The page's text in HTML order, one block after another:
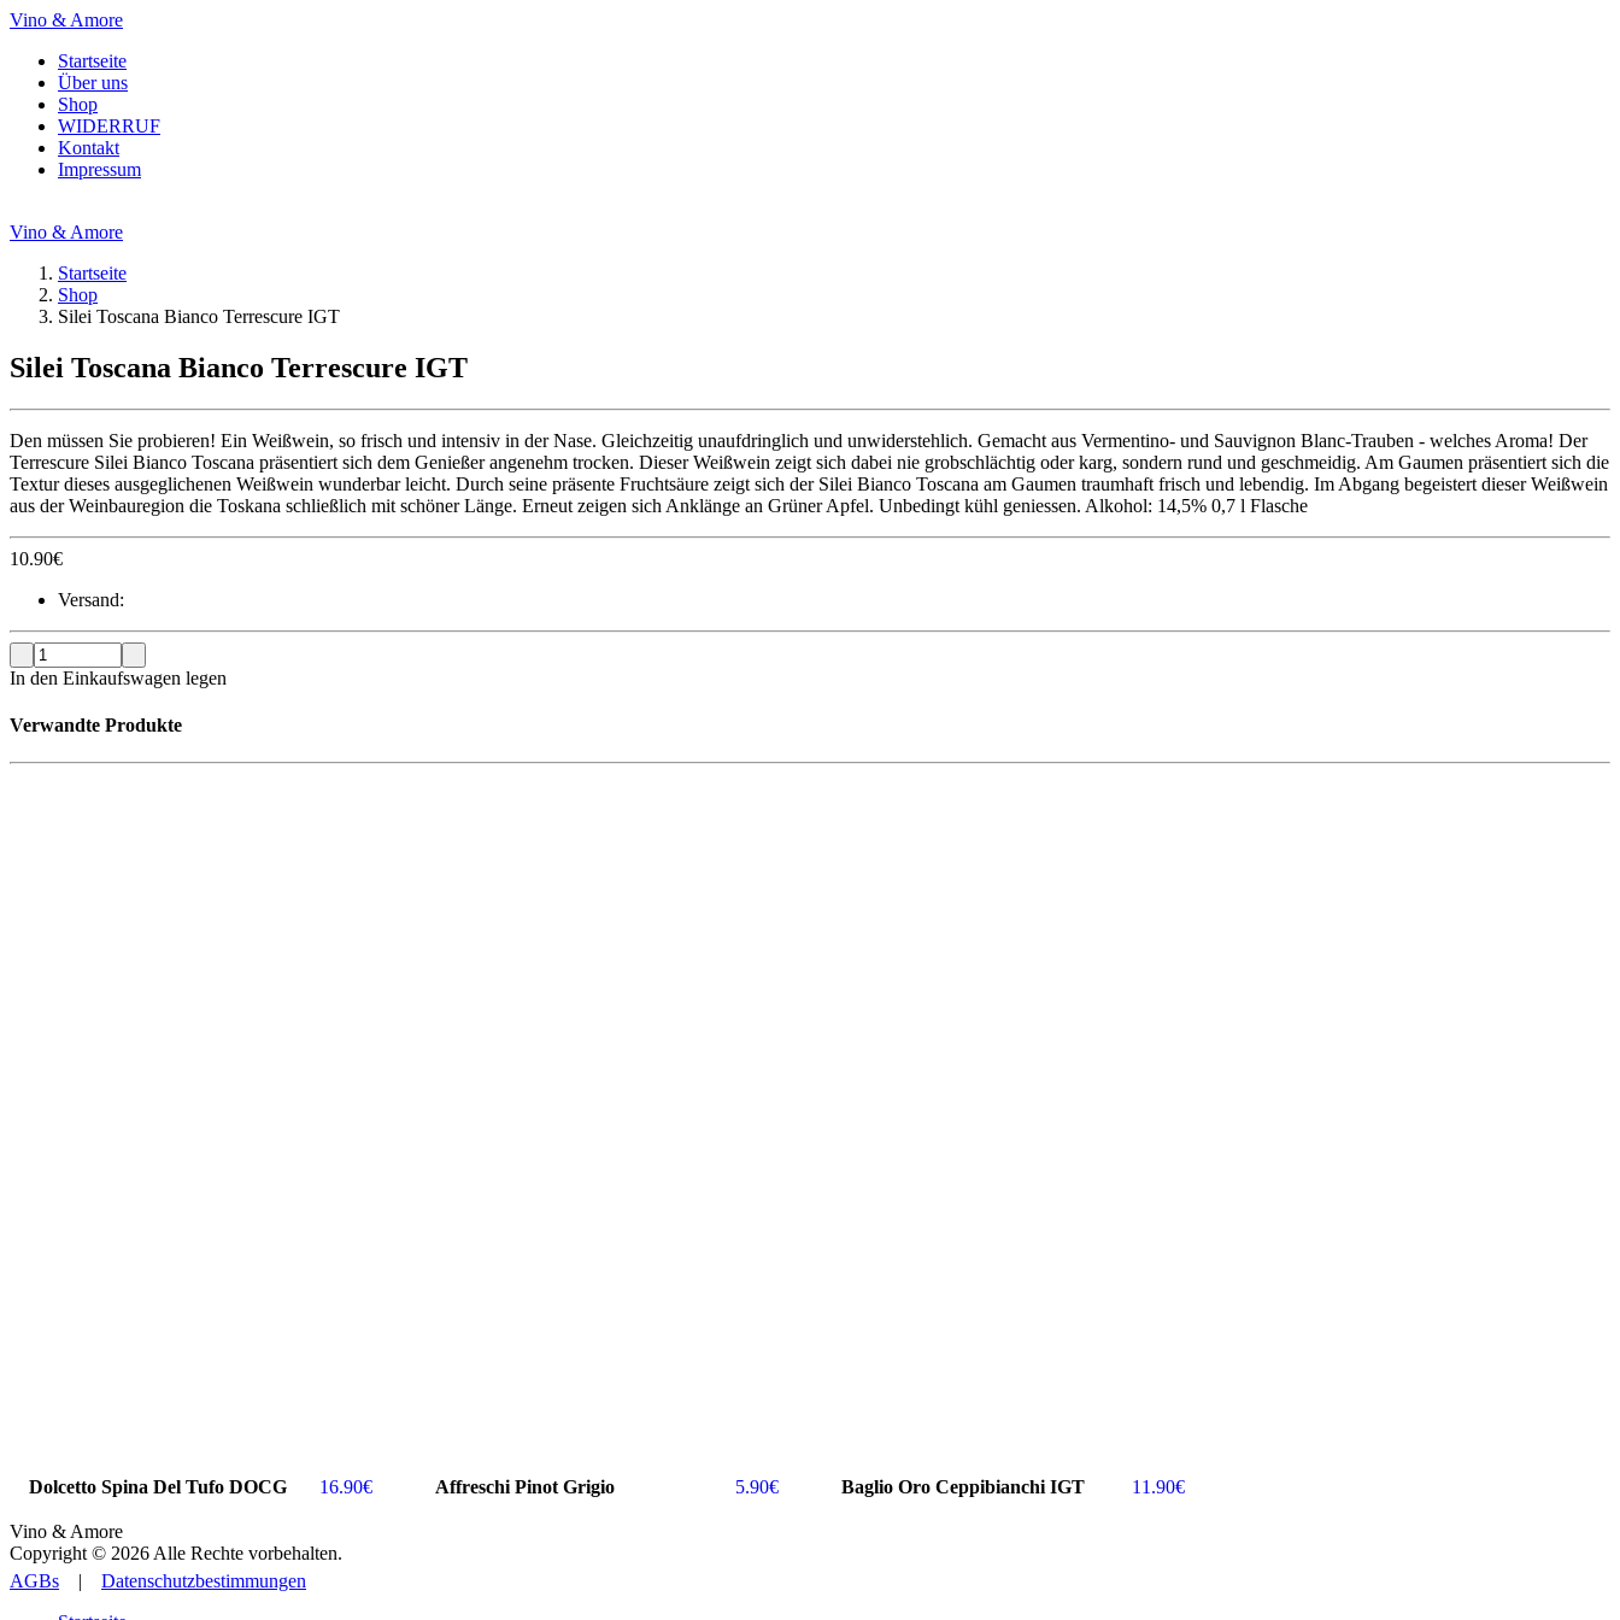
Vino & Amore
Startseite
Über uns
Shop
WIDERRUF
Kontakt
Impressum
Vino & Amore
Startseite
Shop
Silei Toscana Bianco Terrescure IGT
Silei Toscana Bianco Terrescure IGT
Den müssen Sie probieren! Ein Weißwein, so frisch und intensiv in der Nase. Gleichzeitig unaufdringlich und unwiderstehlich. Gemacht aus Vermentino- und Sauvignon Blanc-Trauben - welches Aroma! Der
Terrescure Silei Bianco Toscana präsentiert sich dem Genießer angenehm trocken. Dieser Weißwein zeigt sich dabei nie grobschlächtig oder karg, sondern rund und geschmeidig. Am Gaumen präsentiert sich die
Textur dieses ausgeglichenen Weißwein wunderbar leicht. Durch seine präsente Fruchtsäure zeigt sich der Silei Bianco Toscana am Gaumen traumhaft frisch und lebendig. Im Abgang begeistert dieser Weißwein
aus der Weinbauregion die Toskana schließlich mit schöner Länge. Erneut zeigen sich Anklänge an Grüner Apfel. Unbedingt kühl geniessen. Alkohol: 14,5% 0,7 l Flasche
10.90€
Versand:
In den Einkaufswagen legen
Verwandte Produkte
Dolcetto Spina Del Tufo DOCG 16.90€ Affreschi Pinot Grigio 5.90€ Baglio Oro Ceppibianchi IGT 11.90€
Vino & Amore
Copyright © 2026 Alle Rechte vorbehalten.
AGBs | Datenschutzbestimmungen